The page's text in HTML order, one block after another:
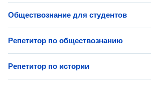
Обществознание для студентов
Репетитор по обществознанию
Репетитор по истории